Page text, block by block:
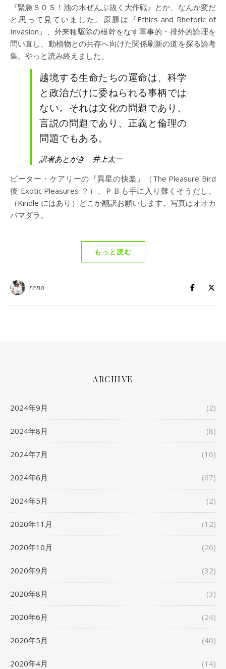
『緊急ＳＯＳ！池の水ぜんぶ抜く大作戦』とか、なんか変だ
と思って見ていました。原題は『Ethics and Rhetoric of
Invasion』、外来種駆除の根幹をなす軍事的・排外的論理を
問い直し、動植物との共存へ向けた関係刷新の道を探る論考
集。やっと読み終えました。
越境する生命たちの運命は、科学
と政治だけに委ねられる事柄では
ない。それは文化の問題であり、
言説の問題であり、正義と倫理の
問題でもある。
訳者あとがき 井上太一
ピーター・ケアリーの『異星の快楽』（The Pleasure Bird
後 Exotic Pleasures ？）、ＰＢも手に入り難くそうだし、
（Kindle にはあり）どこか翻訳お願いします。写真はオオカ
バマダラ。
もっと読む
reno
ARCHIVE
2024年9月 (2)
2024年8月 (8)
2024年7月 (16)
2024年6月 (67)
2024年5月 (2)
2020年11月 (12)
2020年10月 (26)
2020年9月 (32)
2020年8月 (3)
2020年6月 (24)
2020年5月 (40)
2020年4月 (14)